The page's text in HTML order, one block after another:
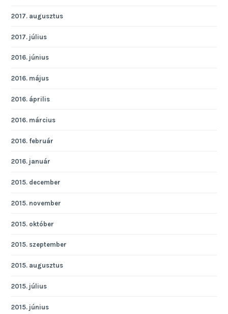
2017. augusztus
2017. július
2016. június
2016. május
2016. április
2016. március
2016. február
2016. január
2015. december
2015. november
2015. október
2015. szeptember
2015. augusztus
2015. július
2015. június